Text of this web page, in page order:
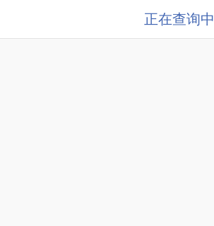
正在查询中